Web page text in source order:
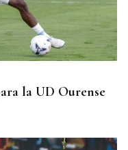
la UD Ourense